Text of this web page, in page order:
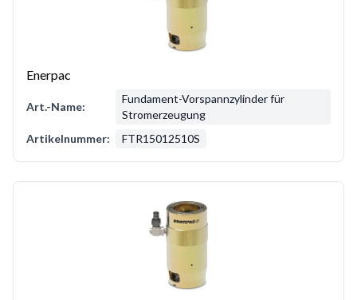
Enerpac
Art.-Name:
Fundament-Vorspannzylinder für
Stromerzeugung
Artikelnummer:
FTR15012510S